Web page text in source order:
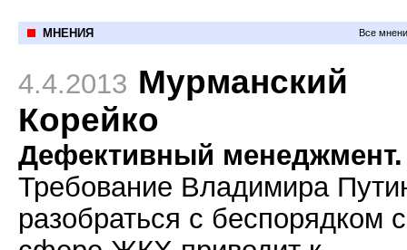
МНЕНИЯ Все
4.4.2013 Мурманский
Корейко
Дефективный менеджмент.
Требование Владимира
разобраться с беспорядком с